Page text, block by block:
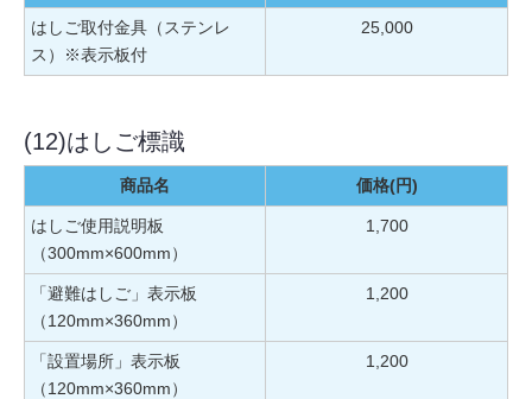
はしご取付金具（ステンレ
ス）※表示板付
25,000
(12)はしご標識
商品名 価格(円)
はしご使用説明板
（300mm×600mm）
1,700
「避難はしご」表示板
（120mm×360mm）
1,200
「設置場所」表示板
（120mm×360mm）
1,200